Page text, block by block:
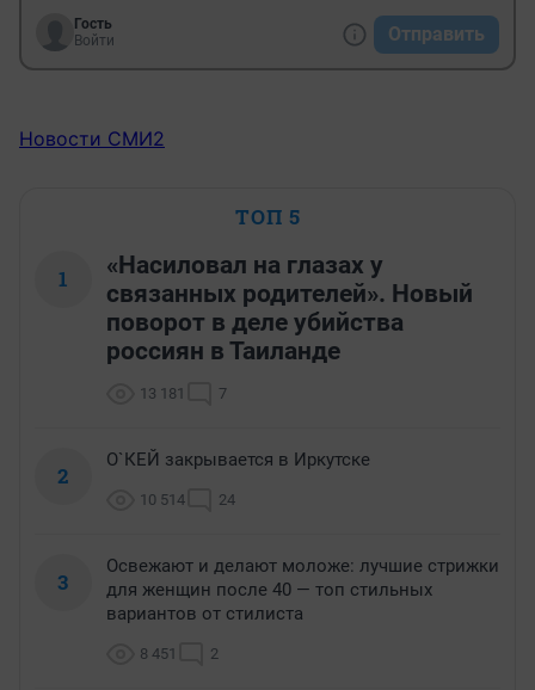
Гость
Войти
Отправить
Новости СМИ2
ТОП 5
1
«Насиловал на глазах у
связанных родителей». Новый
поворот в деле убийства
россиян в Таиланде
13 181 7
2
О`КЕЙ закрывается в Иркутске
10 514 24
3
Освежают и делают моложе: лучшие стрижки
для женщин после 40 — топ стильных
вариантов от стилиста
8 451 2